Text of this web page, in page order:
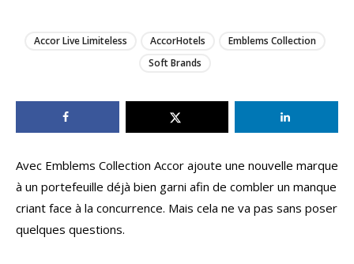
Accor Live Limiteless AccorHotels
Emblems Collection
Soft Brands
Avec Emblems Collection Accor ajoute une nouvelle marque
à un portefeuille déjà bien garni afin de combler un manque
criant face à la concurrence. Mais cela ne va pas sans poser
quelques questions.